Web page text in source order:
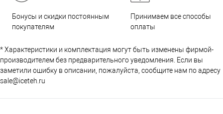
Бонусы и скидки постоянным
покупателям
Принимаем все способы
оплаты
* Характеристики и комплектация могут быть изменены фирмой-
производителем без предварительного уведомления. Если вы
заметили ошибку в описании, пожалуйста, сообщите нам по адресу
sale@iceteh.ru